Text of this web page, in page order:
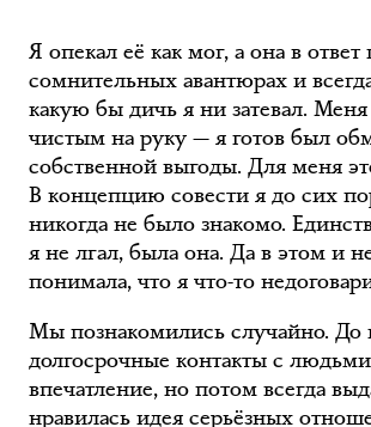
Я опекал её как мог, а она в
сомнительных авантюрах и
какую бы дичь я ни затевал.
чистым на руку — я готов был
собственной выгоды. Для меня
В концепцию совести я до сих
никогда не было знакомо.
я не лгал, была она. Да в этом и
понимала, что я что-то
Мы познакомились случайно. До
долгосрочные контакты с
впечатление, но потом всегда
нравилась идея серьёзных